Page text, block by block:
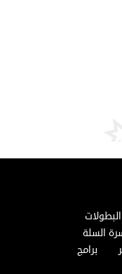
البطولات
السلة
برامج